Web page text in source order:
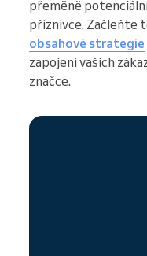
přeměně
příznivce. Začleňte
obsahové strategie
zapojení vašich
značce.